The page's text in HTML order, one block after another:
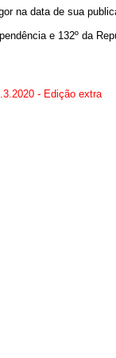
na data de sua
e 132º da
- Edição extra